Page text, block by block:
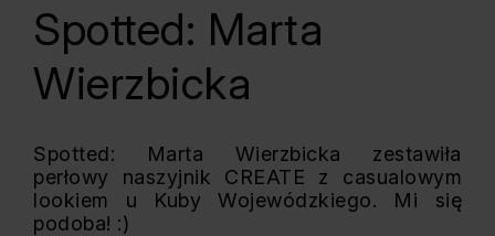
Spotted: Marta
Wierzbicka
Spotted: Marta Wierzbicka zestawiła
perłowy naszyjnik CREATE z casualowym
lookiem u Kuby Wojewódzkiego. Mi się
podoba! :)